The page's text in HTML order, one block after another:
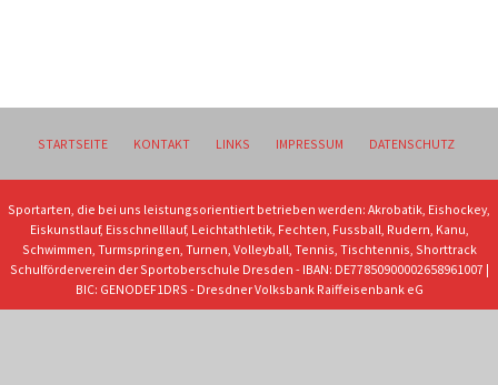
STARTSEITE KONTAKT LINKS IMPRESSUM DATENSCHUTZ
Sportarten, die bei uns leistungsorientiert betrieben werden: Akrobatik, Eishockey,
Eiskunstlauf, Eisschnelllauf, Leichtathletik, Fechten, Fussball, Rudern, Kanu,
Schwimmen, Turmspringen, Turnen, Volleyball, Tennis, Tischtennis, Shorttrack
Schulförderverein der Sportoberschule Dresden - IBAN: DE77850900002658961007 |
BIC: GENODEF1DRS - Dresdner Volksbank Raiffeisenbank eG